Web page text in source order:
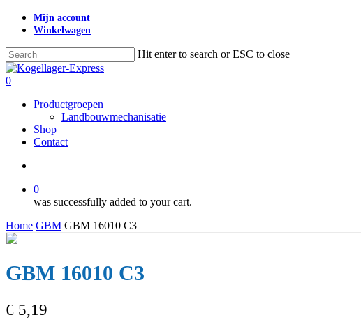
Skip
content
Mijn account
Winkelwagen
Hit enter to search or ESC to close
Close
Search
search
0
Productgroepen
Landbouwmechanisatie
Shop
Contact
0
was successfully added to your cart.
Home GBM GBM 16010 C3
GBM 16010 C3
€ 5,19